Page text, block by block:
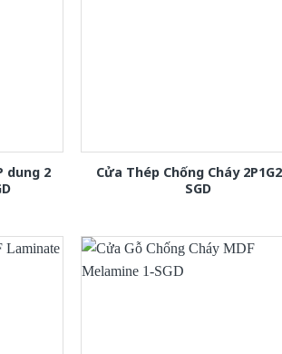
dung 2
Cửa Thép Chống Cháy
SGD